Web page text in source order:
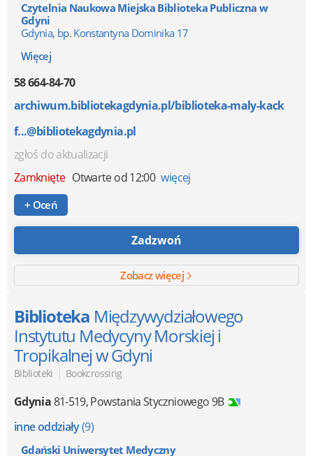
Czytelnia Naukowa Miejska Biblioteka Publiczna w
Gdyni
Gdynia, bp. Konstantyna Dominika 17
Więcej
58 664-84-70
archiwum.bibliotekagdynia.pl/biblioteka-maly-kack
f...@bibliotekagdynia.pl
zgłoś do aktualizacji
Zamknięte Otwarte od 12:00 więcej
+ Oceń
Zadzwoń
Zobacz więcej
Biblioteka Międzywydziałowego
Instytutu Medycyny Morskiej i
Tropikalnej w Gdyni
Biblioteki | Bookcrossing
Gdynia81-519,Powstania Styczniowego 9B
inne oddziały(9)
Gdański Uniwersytet Medyczny